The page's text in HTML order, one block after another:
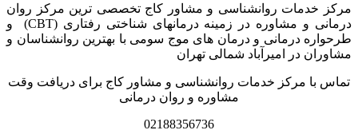
مرکز خدمات روانشناسی و مشاور کاج تخصصی‏ ترین مرکز روان
درمانی و مشاوره در زمینه درمان‏های شناختی رفتاری (CBT) و
طرحواره درمانی و درمان های موج سومی با بهترین روانشناسان و
مشاوران در امیرآباد شمالی تهران
تماس با مرکز خدمات روانشناسی و مشاور کاج برای دریافت وقت
مشاوره و روان درمانی
02188356736